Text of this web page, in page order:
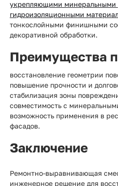
укрепляющими минеральными
гидроизоляционными
тонкослойными финишными
декоративной обработки.
Преимущества
восстановление геометрии
повышение прочности и
стабилизация зоны
совместимость с
возможность применения в
фасадов.
Заключение
Ремонтно-выравнивающая
инженерное решение для